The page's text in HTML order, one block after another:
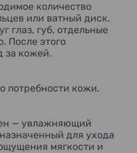
количество
или ватный диск.
глаз, губ, отдельные
После этого
за кожей.
потребности кожи.
— увлажняющий
для ухода
мягкости и